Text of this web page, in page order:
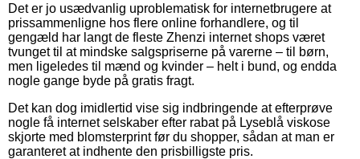
Det er jo usædvanlig uproblematisk for internetbrugere at
prissammenligne hos flere online forhandlere, og til
gengæld har langt de fleste Zhenzi internet shops været
tvunget til at mindske salgspriserne på varerne – til børn,
men ligeledes til mænd og kvinder – helt i bund, og endda
nogle gange byde på gratis fragt.
Det kan dog imidlertid vise sig indbringende at efterprøve
nogle få internet selskaber efter rabat på Lyseblå viskose
skjorte med blomsterprint før du shopper, sådan at man er
garanteret at indhente den prisbilligste pris.